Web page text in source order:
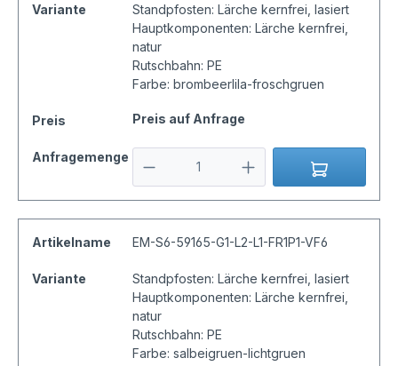
Variante
Standpfosten: Lärche kernfrei, lasiert
Hauptkomponenten: Lärche kernfrei,
natur
Rutschbahn: PE
Farbe: brombeerlila-froschgruen
Preis Preis auf Anfrage
Anfragemenge
Artikelname EM-S6-59165-G1-L2-L1-FR1P1-VF6
Variante
Standpfosten: Lärche kernfrei, lasiert
Hauptkomponenten: Lärche kernfrei,
natur
Rutschbahn: PE
Farbe: salbeigruen-lichtgruen